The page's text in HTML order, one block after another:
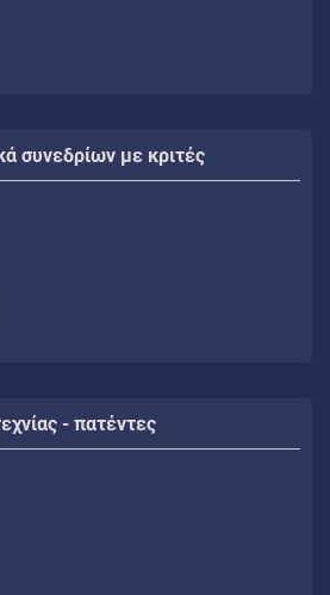
συνεδρίων με κριτές
- πατέντες